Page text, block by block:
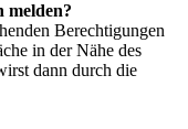
melden?
Berechtigungen
in der Nähe des
dann durch die